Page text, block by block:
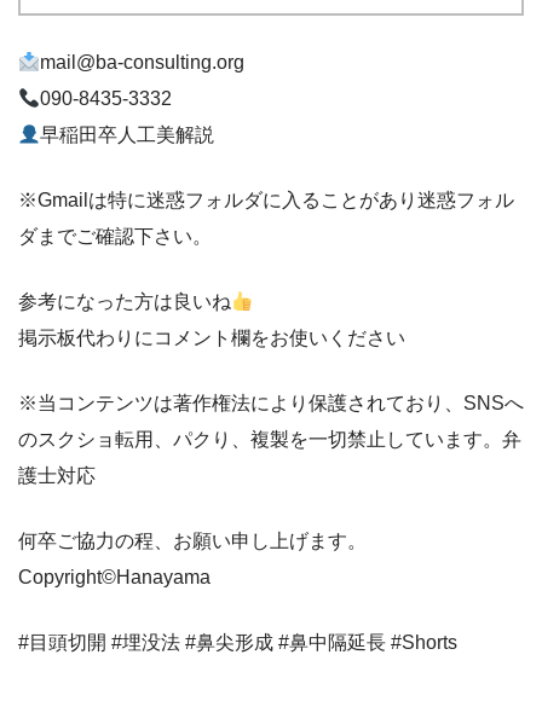
mail@ba-consulting.org
090-8435-3332
早稲田卒人工美解説
※Gmailは特に迷惑フォルダに入ることがあり迷惑フォル
ダまでご確認下さい。
参考になった方は良いね
掲示板代わりにコメント欄をお使いください
※当コンテンツは著作権法により保護されており、SNSへ
のスクショ転用、パクり、複製を一切禁止しています。弁
護士対応
何卒ご協力の程、お願い申し上げます。
Copyright©︎Hanayama
#目頭切開 #埋没法 #鼻尖形成 #鼻中隔延長 #Shorts